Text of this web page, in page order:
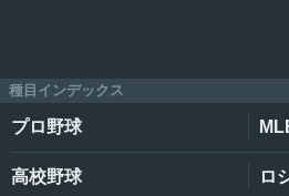
種目インデックス
プロ野球
高校野球 ロ